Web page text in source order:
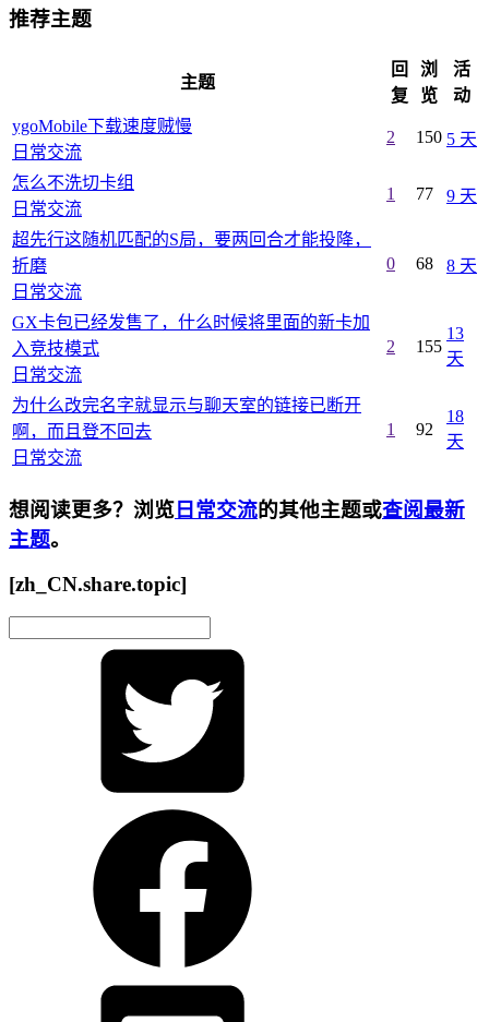
推荐主题
主题
回
复
浏
览
活
动
ygoMobile下载速度贼慢
日常交流
2 150 5 天
怎么不洗切卡组
日常交流
1 77 9 天
超先行这随机匹配的S局，要两回合才能投降，
折磨
日常交流
0 68 8 天
GX卡包已经发售了，什么时候将里面的新卡加
入竞技模式
日常交流
2 155
13
天
为什么改完名字就显示与聊天室的链接已断开
啊，而且登不回去
日常交流
1 92
18
天
想阅读更多？浏览 日常交流的其他主题或查阅最新
主题。
[zh_CN.share.topic]